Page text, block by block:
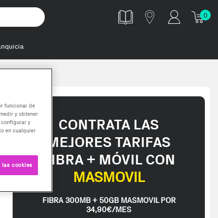
0
CONTRATA LAS
MEJORES TARIFAS
FIBRA + MÓVIL CON
MASMOVIL
FIBRA 300MB + 50GB MASMOVIL POR
34,90€/MES
funcionar de
y obtener
y
en cualquier
cookies